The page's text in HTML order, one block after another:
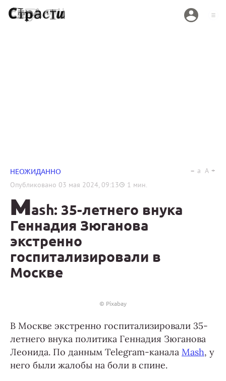
НЕОЖИДАННО
Опубликовано 03 мая 2024, 09:13 1 мин.
a A
Mash: 35-летнего внука
Геннадия Зюганова
экстренно
госпитализировали в
Москве
© Pixabay
В Москве экстренно госпитализировали 35-
летнего внука политика Геннадия Зюганова
Леонида. По данным Telegram-канала Mash, у
него были жалобы на боли в спине.